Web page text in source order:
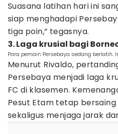
Suasana latihan hari ini
siap menghadapi
tiga poin,” tegasnya.
3. Laga krusial bagi
Para pemain Persebaya sedang
Menurut Rivaldo,
Persebaya menjadi laga
FC di klasemen.
Pesut Etam tetap
sekaligus menjaga jarak